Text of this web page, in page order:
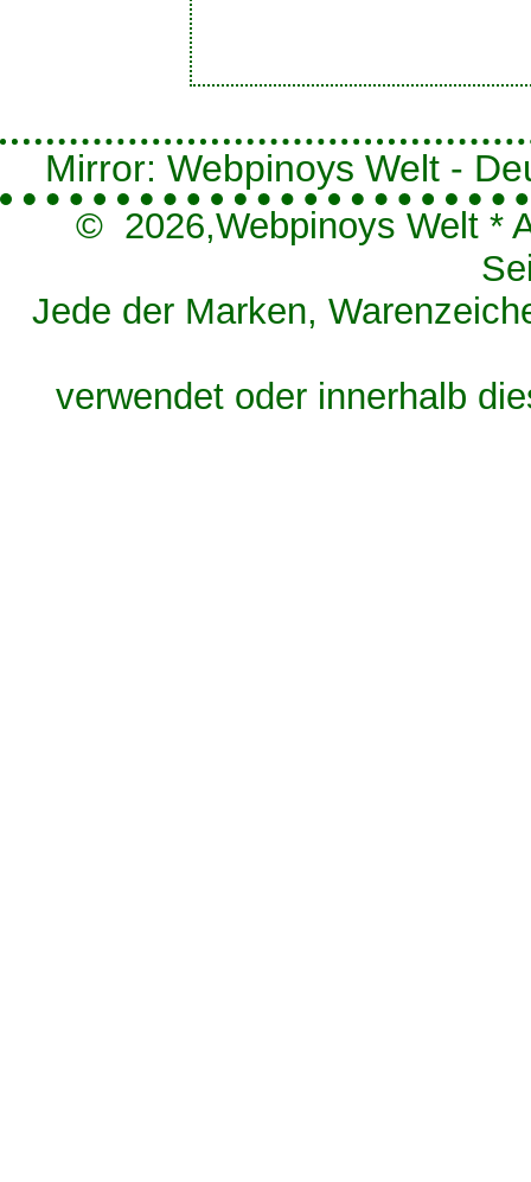
Mirror: Webpinoys Welt -
© 2026,Webpinoys Welt *
Jede der Marken,
verwendet oder innerhalb